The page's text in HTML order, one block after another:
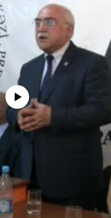
currently available